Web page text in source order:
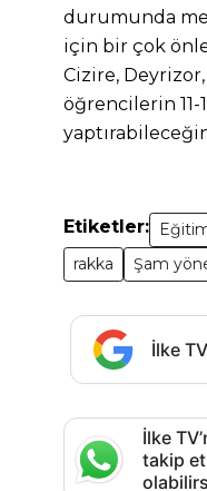
durumunda
için bir çok
Cizire,
öğrencilerin 11-
Etiketler:
rakka
Şam
İlke
İlke
takip